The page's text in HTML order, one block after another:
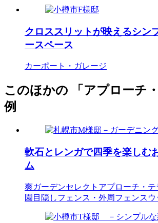
クロススリットが映えるシン
ースペース
カーポート・ガレージ
このほかの 「アプローチ
例
軟石とレンガで四季を楽しむ
ム
爽ガーデンセレクト アプローチ・テ
園 目隠しフェンス・外周フェンス